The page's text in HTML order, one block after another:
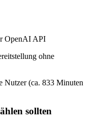
OpenAI API
ohne
Nutzer (ca. 833 Minuten
sollten